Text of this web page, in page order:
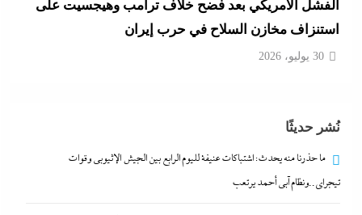
الفشل الأمريكي بعد فضح خلاف ترامب وهيجسيت على
استنزاف مخازن السلاح في حرب إيران
30 يوليو، 2026
المركزى المصري
30 يوليو، 2026
نُشر حديثًا
ما حذرنا منه يحدث: اشتباكات عنيفة لليوم الرابع بين الجيش الإثيوبي وقوات
تيجراي..ونظام آبي أحمد يرتعب